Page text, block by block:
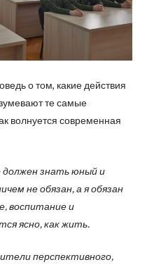
о том, какие действия
те самые
волнуется современная
знать юный и
не обязан, а я обязан
воспитание и
ясно, как жить.
перспективного,